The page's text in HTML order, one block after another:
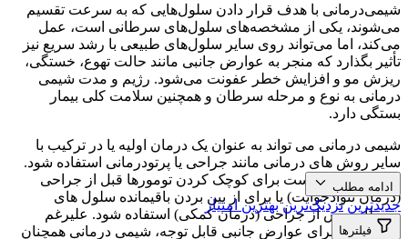
شیمی‌درمانی با هدف قرار دادن سلول‌هایی که به سرعت تقسیم
می‌شوند، یکی از مشخصه‌های سلول‌های سرطانی است، عمل
می‌کند، اما می‌تواند روی سایر سلول‌های طبیعی با رشد سریع نیز
تأثیر بگذارد که منجر به عوارض جانبی مانند حالت تهوع، خستگی،
ریزش مو و افزایش خطر عفونت می‌شود. رژیم و مدت شیمی
درمانی به نوع و مرحله سرطان و همچنین سلامت کلی بیمار
بستگی دارد.
شیمی درمانی می تواند به عنوان یک درمان اولیه یا در ترکیب با
سایر روش های درمانی مانند جراحی یا پرتودرمانی استفاده شود.
همچنین ممکن است برای کوچک کردن تومورها قبل از جراحی
(درمان نئوادجوانت) یا برای از بین بردن باقیمانده سلول های
سرطانی پس از جراحی (درمان کمکی) استفاده شود. علیرغم
پتانسیل آن برای عوارض جانبی قابل توجه، شیمی درمانی همچنان
ادامه مطلب
جدیدترین نزدیک‌ترین بهترین امتیاز
فیلترها